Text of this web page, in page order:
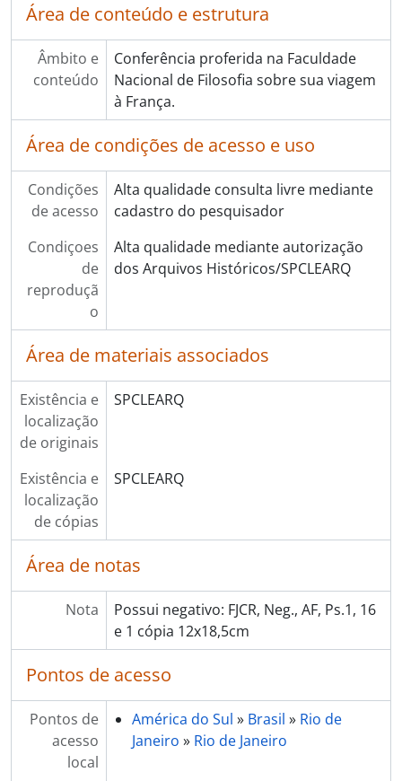
Área de conteúdo e estrutura
Âmbito e
conteúdo
Conferência proferida na Faculdade
Nacional de Filosofia sobre sua viagem
à França.
Área de condições de acesso e uso
Condições
de acesso
Alta qualidade consulta livre mediante
cadastro do pesquisador
Condiçoes
de
reproduçã
o
Alta qualidade mediante autorização
dos Arquivos Históricos/SPCLEARQ
Área de materiais associados
Existência e
localização
de originais
SPCLEARQ
Existência e
localização
de cópias
SPCLEARQ
Área de notas
Nota
Possui negativo: FJCR, Neg., AF, Ps.1, 16
e 1 cópia 12x18,5cm
Pontos de acesso
Pontos de
acesso
local
América do Sul » Brasil » Rio de
Janeiro » Rio de Janeiro